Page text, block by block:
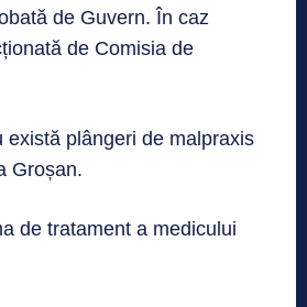
de Guvern. În caz
de Comisia de
există plângeri de malpraxis
Groșan.
de tratament a medicului